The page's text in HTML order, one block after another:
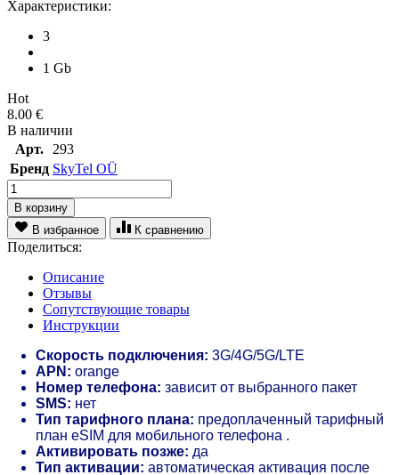
Характеристики:
3
1 Gb
Hot
8.00 €
В наличии
Арт.
293
Бренд SkyTel OÜ
В корзину
В избранное
К сравнению
Поделиться:
Описание
Отзывы
Сопутствующие товары
Инструкции
Скорость подключения: 3G/4G/5G/LTE
APN: orange
Номер телефона: зависит от выбранного пакет
SMS: нет
Тип тарифного плана: предоплаченный тарифный
план eSIM для мобильного телефона .
Активировать позже: да
Тип активации: автоматическая активация после